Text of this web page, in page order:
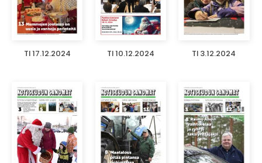
TI 17.12.2024 TI 10.12.2024 TI 3.12.2024